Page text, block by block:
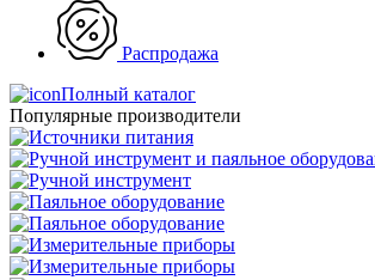
Распродажа
Полный каталог
Популярные производители